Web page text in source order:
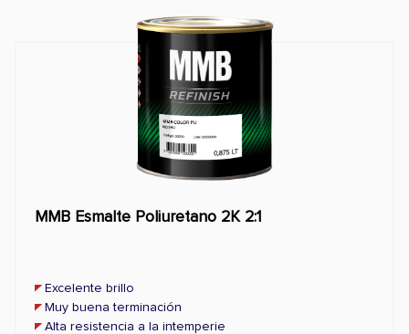
MMB Esmalte Poliuretano 2K 2:1
Excelente brillo
Muy buena terminación
Alta resistencia a la intemperie